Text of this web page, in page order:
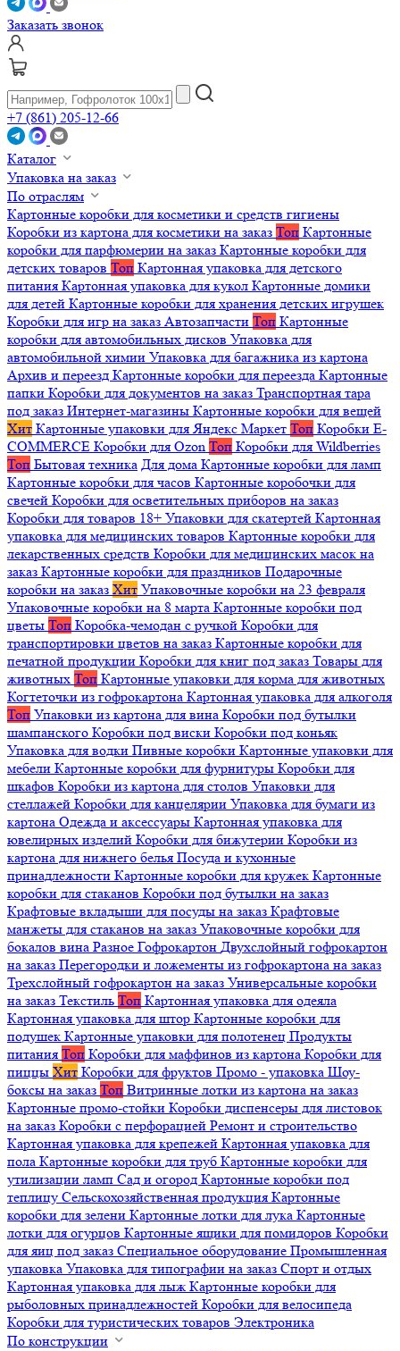
Заказать звонок
+7 (861) 205-12-66
Каталог
Упаковка на заказ
По отраслям
Картонные коробки для косметики и средств гигиены
Коробки из картона для косметики на заказ Топ Картонные
коробки для парфюмерии на заказ Картонные коробки для
детских товаров Топ Картонная упаковка для детского
питания Картонная упаковка для кукол Картонные домики
для детей Картонные коробки для хранения детских игрушек
Коробки для игр на заказ Автозапчасти Топ Картонные
коробки для автомобильных дисков Упаковка для
автомобильной химии Упаковка для багажника из картона
Архив и переезд Картонные коробки для переезда Картонные
папки Коробки для документов на заказ Транспортная тара
под заказ Интернет-магазины Картонные коробки для вещей
Хит Картонные упаковки для Яндекс Маркет Топ Коробки E-
COMMERCE Коробки для Ozon Топ Коробки для Wildberries
Топ Бытовая техника Для дома Картонные коробки для ламп
Картонные коробки для часов Картонные коробочки для
свечей Коробки для осветительных приборов на заказ
Коробки для товаров 18+ Упаковки для скатертей Картонная
упаковка для медицинских товаров Картонные коробки для
лекарственных средств Коробки для медицинских масок на
заказ Картонные коробки для праздников Подарочные
коробки на заказ Хит Упаковочные коробки на 23 февраля
Упаковочные коробки на 8 марта Картонные коробки под
цветы Топ Коробка-чемодан с ручкой Коробки для
транспортировки цветов на заказ Картонные коробки для
печатной продукции Коробки для книг под заказ Товары для
животных Топ Картонные упаковки для корма для животных
Когтеточки из гофрокартона Картонная упаковка для алкоголя
Топ Упаковки из картона для вина Коробки под бутылки
шампанского Коробки под виски Коробки под коньяк
Упаковка для водки Пивные коробки Картонные упаковки для
мебели Картонные коробки для фурнитуры Коробки для
шкафов Коробки из картона для столов Упаковки для
стеллажей Коробки для канцелярии Упаковка для бумаги из
картона Одежда и аксессуары Картонная упаковка для
ювелирных изделий Коробки для бижутерии Коробки из
картона для нижнего белья Посуда и кухонные
принадлежности Картонные коробки для кружек Картонные
коробки для стаканов Коробки под бутылки на заказ
Крафтовые вкладыши для посуды на заказ Крафтовые
манжеты для стаканов на заказ Упаковочные коробки для
бокалов вина Разное Гофрокартон Двухслойный гофрокартон
на заказ Перегородки и ложементы из гофрокартона на заказ
Трехслойный гофрокартон на заказ Универсальные коробки
на заказ Текстиль Топ Картонная упаковка для одеяла
Картонная упаковка для штор Картонные коробки для
подушек Картонные упаковки для полотенец Продукты
питания Топ Коробки для маффинов из картона Коробки для
пиццы Хит Коробки для фруктов Промо - упаковка Шоу-
боксы на заказ Топ Витринные лотки из картона на заказ
Картонные промо-стойки Коробки диспенсеры для листовок
на заказ Коробки с перфорацией Ремонт и строительство
Картонная упаковка для крепежей Картонная упаковка для
пола Картонные коробки для труб Картонные коробки для
утилизации ламп Сад и огород Картонные коробки под
теплицу Сельскохозяйственная продукция Картонные
коробки для зелени Картонные лотки для лука Картонные
лотки для огурцов Картонные ящики для помидоров Коробки
для яиц под заказ Специальное оборудование Промышленная
упаковка Упаковка для типографии на заказ Спорт и отдых
Картонная упаковка для лыж Картонные коробки для
рыболовных принадлежностей Коробки для велосипеда
Коробки для туристических товаров Электроника
По конструкции